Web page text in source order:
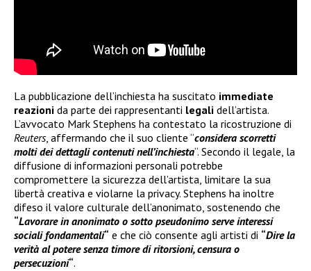
La pubblicazione dell’inchiesta ha suscitato immediate
reazioni da parte dei rappresentanti legali dell’artista.
L’avvocato Mark Stephens ha contestato la ricostruzione di
Reuters, affermando che il suo cliente “considera scorretti
molti dei dettagli contenuti nell’inchiesta“. Secondo il legale, la
diffusione di informazioni personali potrebbe
compromettere la sicurezza dell’artista, limitare la sua
libertà creativa e violarne la privacy. Stephens ha inoltre
difeso il valore culturale dell’anonimato, sostenendo che
“Lavorare in anonimato o sotto pseudonimo serve interessi
sociali fondamentali“ e che ciò consente agli artisti di “Dire la
verità al potere senza timore di ritorsioni, censura o
persecuzioni“.